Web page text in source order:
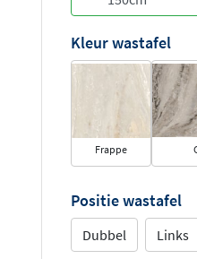
Kleur wastafel
Frappe
Positie wastafel
Dubbel Links